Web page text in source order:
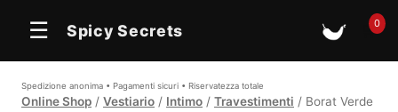
☰ Spicy Secrets 🛒0
Spedizione anonima • Pagamenti sicuri • Riservatezza totale
Online Shop / Vestiario / Intimo / Travestimenti / Borat Verde
In